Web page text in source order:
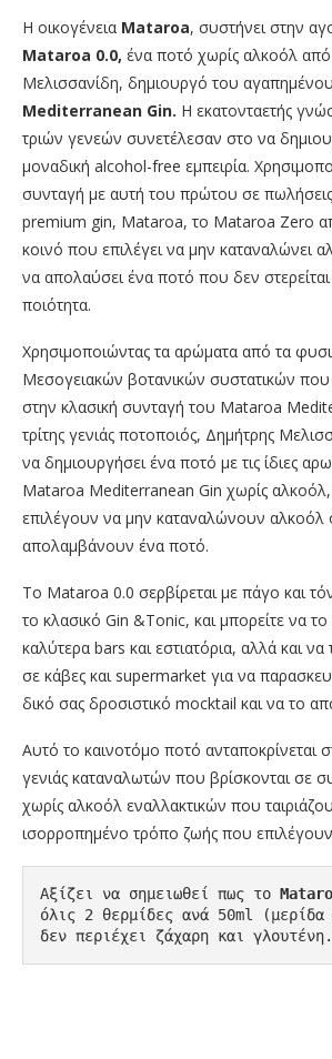
Η οικογένεια Mataroa, συστήνει στην
Mataroa 0.0, ένα ποτό χωρίς αλκοόλ από
Μελισσανίδη, δημιουργό του αγαπημένου
Mediterranean Gin. Η εκατονταετής
τριών γενεών συνετέλεσαν στο να
μοναδική alcohol-free εμπειρία.
συνταγή με αυτή του πρώτου σε
premium gin, Mataroa, το Mataroa Zero
κοινό που επιλέγει να μην καταναλώνει
να απολαύσει ένα ποτό που δεν
ποιότητα.
Χρησιμοποιώντας τα αρώματα από τα
Μεσογειακών βοτανικών συστατικών που
στην κλασική συνταγή του Mataroa
τρίτης γενιάς ποτοποιός, Δημήτρης
να δημιουργήσει ένα ποτό με τις ίδιες
Mataroa Mediterranean Gin χωρίς αλκοόλ,
επιλέγουν να μην καταναλώνουν
απολαμβάνουν ένα ποτό.
Το Mataroa 0.0 σερβίρεται με πάγο και
το κλασικό Gin &Tonic, και μπορείτε να το
καλύτερα bars και εστιατόρια, αλλά και
σε κάβες και supermarket για να
δικό σας δροσιστικό mocktail και να το
Αυτό το καινοτόμο ποτό ανταποκρίνεται
γενιάς καταναλωτών που βρίσκονται σε
χωρίς αλκοόλ εναλλακτικών που
ισορροπημένο τρόπο ζωής που
Αξίζει να σημειωθεί πως το
όλις 2 θερμίδες ανά 50ml
δεν περιέχει ζάχαρη και γλουτένη.